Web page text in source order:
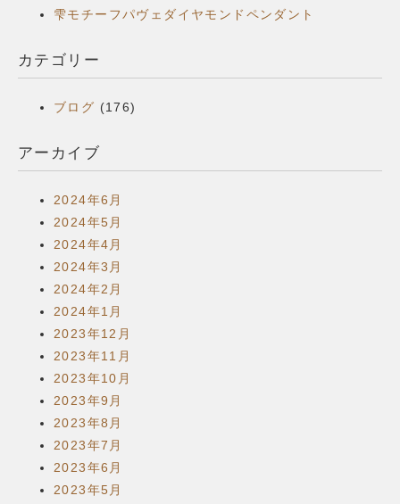
雫モチーフパヴェダイヤモンドペンダント
カテゴリー
ブログ (176)
アーカイブ
2024年6月
2024年5月
2024年4月
2024年3月
2024年2月
2024年1月
2023年12月
2023年11月
2023年10月
2023年9月
2023年8月
2023年7月
2023年6月
2023年5月